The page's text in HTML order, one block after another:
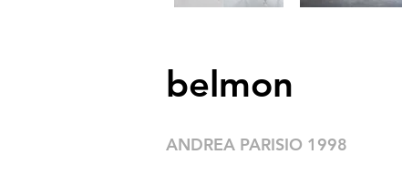
belmon
ANDREA PARISIO 1998